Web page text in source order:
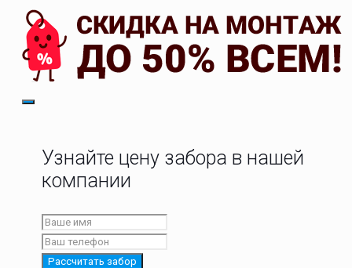
Узнайте цену забора в нашей
компании
Рассчитать забор